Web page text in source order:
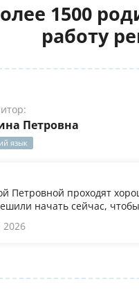
1500
работу
Петровна
язык
Петровной проходят
начать сейчас,